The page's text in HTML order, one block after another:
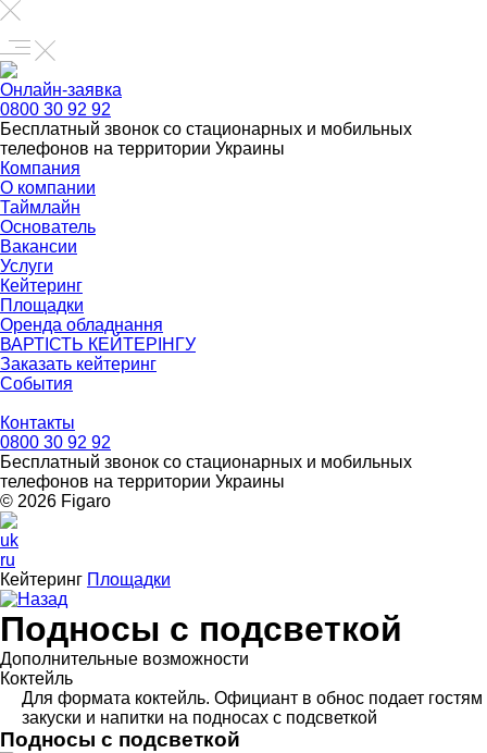
Онлайн-заявка
0800 30 92 92
Бесплатный звонок со стационарных и мобильных
телефонов на территории Украины
Компания
О компании
Таймлайн
Основатель
Вакансии
Услуги
Кейтеринг
Площадки
Оренда обладнання
ВАРТІСТЬ КЕЙТЕРІНГУ
Заказать кейтеринг
События
Контакты
0800 30 92 92
Бесплатный звонок со стационарных и мобильных
телефонов на территории Украины
© 2026 Figarо
uk
ru
Кейтеринг Площадки
Назад
Подносы с подсветкой
Дополнительные возможности
Коктейль
Для формата коктейль. Официант в обнос подает гостям
закуски и напитки на подносах с подсветкой
Подносы с подсветкой